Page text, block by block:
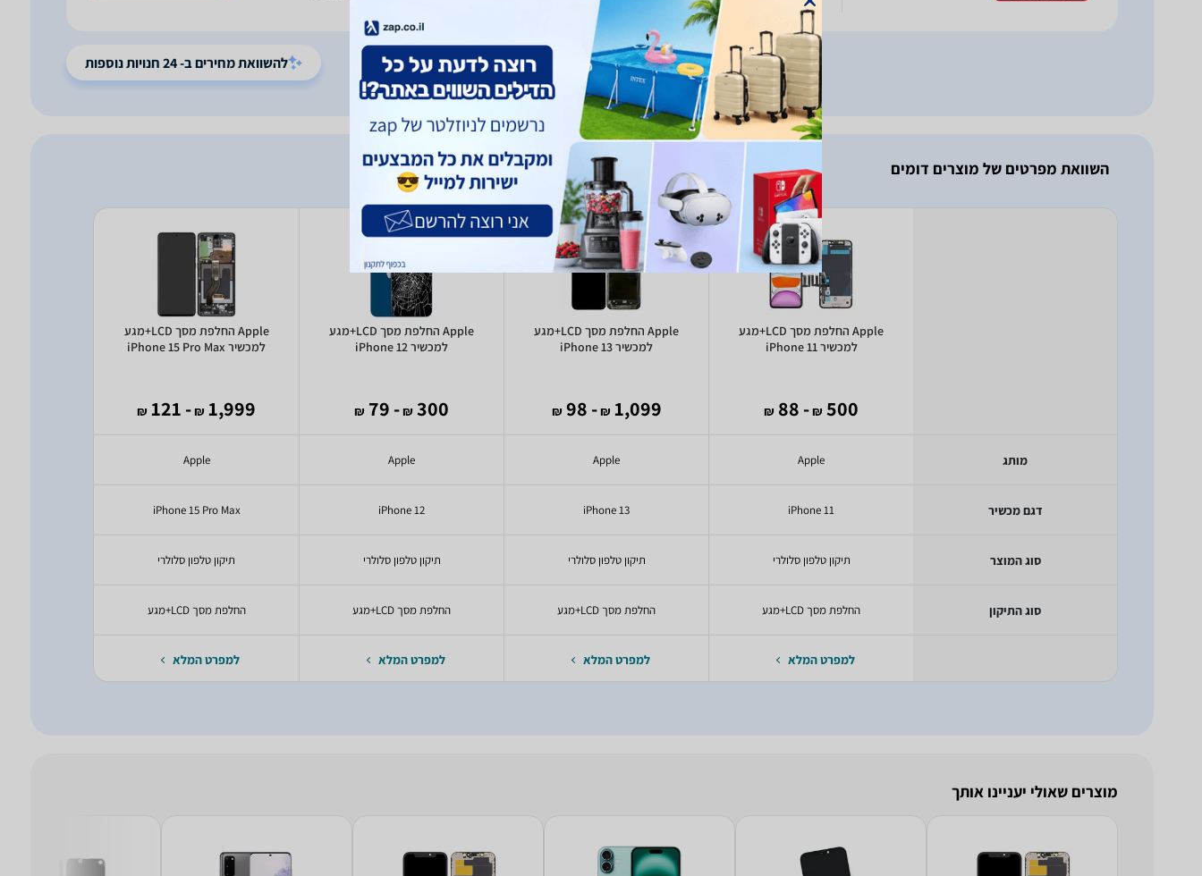
להשוואת מחירים ב- 24 חנויות נוספות
השוואת מפרטים של מוצרים דומים
מותג
דגם מכשיר
סוג המוצר
סוג התיקון
Apple החלפת מסך LCD+מגע
למכשיר iPhone 11
500
₪
- 88
₪
Apple
iPhone 11
תיקון טלפון סלולרי
החלפת מסך LCD+מגע
למפרט המלא
Apple החלפת מסך LCD+מגע
למכשיר iPhone 13
1,099
₪
- 98
₪
Apple
iPhone 13
תיקון טלפון סלולרי
החלפת מסך LCD+מגע
למפרט המלא
Apple החלפת מסך LCD+מגע
למכשיר iPhone 12
300
₪
- 79
₪
Apple
iPhone 12
תיקון טלפון סלולרי
החלפת מסך LCD+מגע
למפרט המלא
Apple החלפת מסך LCD+מגע
למכשיר iPhone 15 Pro Max
1,999
₪
- 121
₪
Apple
iPhone 15 Pro Max
תיקון טלפון סלולרי
החלפת מסך LCD+מגע
למפרט המלא
מוצרים שאולי יעניינו אותך